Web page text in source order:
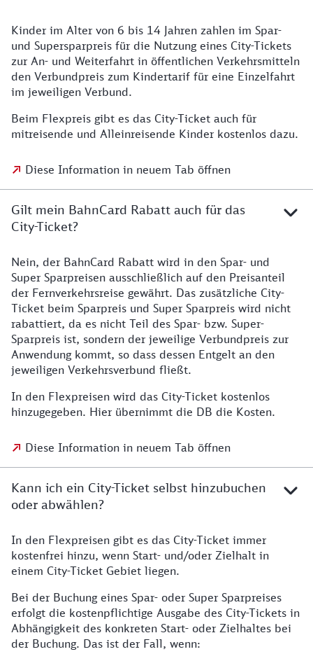
Kinder im Alter von 6 bis 14 Jahren zahlen im Spar-
und Supersparpreis für die Nutzung eines City-Tickets
zur An- und Weiterfahrt in öffentlichen Verkehrsmitteln
den Verbundpreis zum Kindertarif für eine Einzelfahrt
im jeweiligen Verbund.
Beim Flexpreis gibt es das City-Ticket auch für
mitreisende und Alleinreisende Kinder kostenlos dazu.
Diese Information in neuem Tab öffnen
Gilt mein BahnCard Rabatt auch für das
City-Ticket?
Nein, der BahnCard Rabatt wird in den Spar- und
Super Sparpreisen ausschließlich auf den Preisanteil
der Fernverkehrsreise gewährt. Das zusätzliche City-
Ticket beim Sparpreis und Super Sparpreis wird nicht
rabattiert, da es nicht Teil des Spar- bzw. Super-
Sparpreis ist, sondern der jeweilige Verbundpreis zur
Anwendung kommt, so dass dessen Entgelt an den
jeweiligen Verkehrsverbund fließt.
In den Flexpreisen wird das City-Ticket kostenlos
hinzugegeben. Hier übernimmt die DB die Kosten.
Diese Information in neuem Tab öffnen
Kann ich ein City-Ticket selbst hinzubuchen
oder abwählen?
In den Flexpreisen gibt es das City-Ticket immer
kostenfrei hinzu, wenn Start- und/oder Zielhalt in
einem City-Ticket Gebiet liegen.
Bei der Buchung eines Spar- oder Super Sparpreises
erfolgt die kostenpflichtige Ausgabe des City-Tickets in
Abhängigkeit des konkreten Start- oder Zielhaltes bei
der Buchung. Das ist der Fall, wenn: